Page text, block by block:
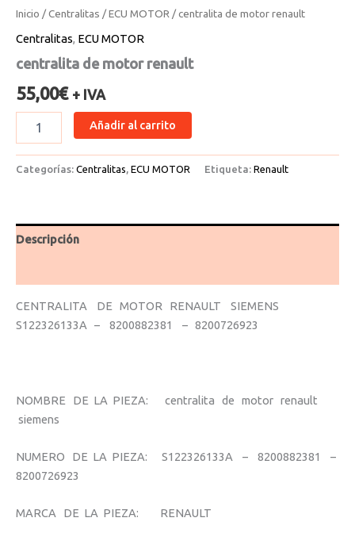
Inicio /Centralitas /ECU MOTOR/ centralita de motor renault
Centralitas, ECU MOTOR
centralita de motor renault
55,00€ + IVA
Añadir al carrito
Categorías: Centralitas, ECU MOTOR Etiqueta: Renault
Descripción
CENTRALITA DE MOTOR RENAULT SIEMENS
S122326133A – 8200882381 – 8200726923
NOMBRE DE LA PIEZA: centralita de motor renault
siemens
NUMERO DE LA PIEZA: S122326133A – 8200882381 –
8200726923
MARCA DE LA PIEZA: RENAULT